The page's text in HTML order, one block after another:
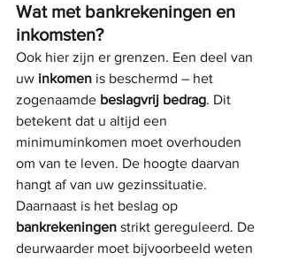
Wat met bankrekeningen en
inkomsten?
Ook hier zijn er grenzen. Een deel van
uw inkomen is beschermd – het
zogenaamde beslagvrij bedrag. Dit
betekent dat u altijd een
minimuminkomen moet overhouden
om van te leven. De hoogte daarvan
hangt af van uw gezinssituatie.
Daarnaast is het beslag op
bankrekeningen strikt gereguleerd. De
deurwaarder moet bijvoorbeeld weten